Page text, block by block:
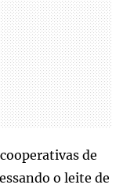
de
o leite de